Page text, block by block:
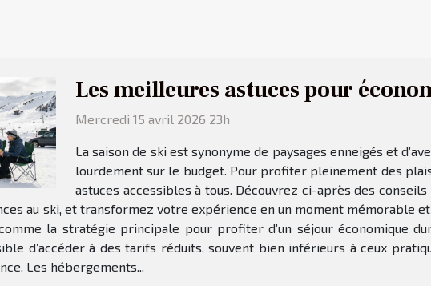
Les meilleures astuces pour
Mercredi 15 avril 2026 23h
La saison de ski est synonyme de paysages enneigés et
lourdement sur le budget. Pour profiter pleinement des
astuces accessibles à tous. Découvrez ci-après des
au ski, et transformez votre expérience en un moment mémorable
la stratégie principale pour profiter d’un séjour économique
d’accéder à des tarifs réduits, souvent bien inférieurs à ceux
Les hébergements...